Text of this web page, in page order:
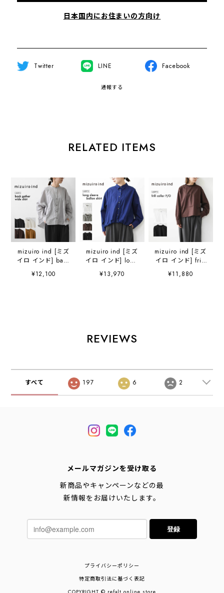
日本国内にお住まいの方向け
Twitter LINE Facebook
通報する
RELATED ITEMS
mizuiro ind [ミズ
イロ インド] back
gather wide shirt
[1-238975] バッ
¥12,100
mizuiro ind [ミズ
イロ インド] long
sleeve ballon
shirt [3-230132]
[2026AW]
¥13,970
mizuiro ind [ミズ
イロ インド] frill
collar P/O [3-
230137] フリルカ
¥11,880
REVIEWS
すべて 197 6 2
メールマガジンを受け取る
新商品やキャンペーンなどの最
新情報をお届けいたします。
登録
プライバシーポリシー
特定商取引法に基づく表記